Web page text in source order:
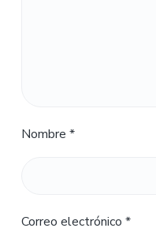
Nombre *
Correo electrónico *